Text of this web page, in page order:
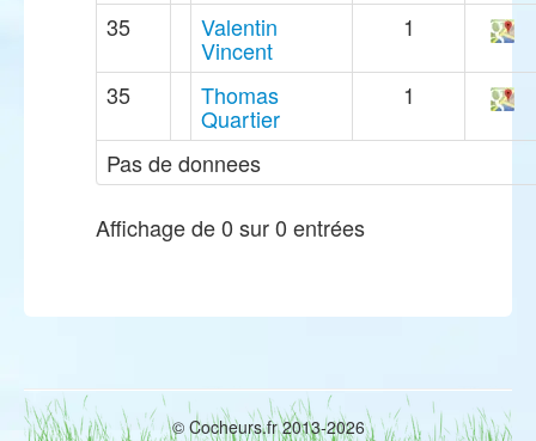
35 Valentin
Vincent
1
35 Thomas
Quartier
1
Pas de donnees
Affichage de 0 sur 0 entrées
© Cocheurs.fr 2013-2026